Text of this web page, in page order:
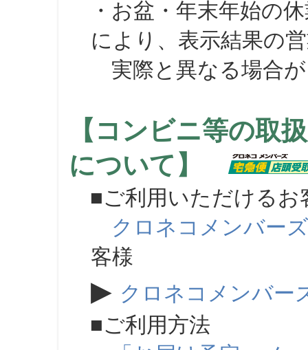
・お盆・年末年始の
により、表示結果の
実際と異なる場合が
【コンビニ等の取
について】
■ご利用いただけるお
クロネコメンバーズ
客様
▶ クロネコメンバー
■ご利用方法